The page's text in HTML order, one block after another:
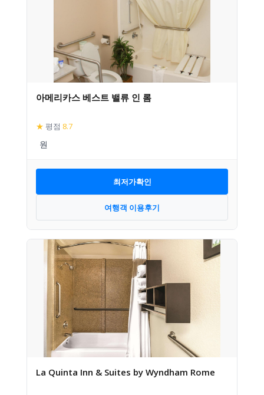
아메리카스 베스트 밸류 인 롬
★ 평점 8.7
최저가확인
여행객 이용후기
La Quinta Inn & Suites by Wyndham Rome